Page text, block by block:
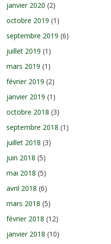
janvier 2020 (2)
octobre 2019 (1)
septembre 2019 (6)
juillet 2019 (1)
mars 2019 (1)
février 2019 (2)
janvier 2019 (1)
octobre 2018 (3)
septembre 2018 (1)
juillet 2018 (3)
juin 2018 (5)
mai 2018 (5)
avril 2018 (6)
mars 2018 (5)
février 2018 (12)
janvier 2018 (10)